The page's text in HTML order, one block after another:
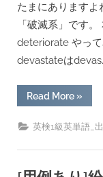
たまにありますよ
「破滅系」です
deteriorate やっ
devastateは
Read More“[用
例
り
/
意
定
»
英検1級英単語_